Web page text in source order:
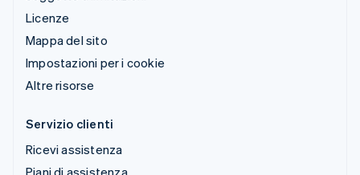
Licenze
Mappa del sito
Impostazioni per i cookie
Altre risorse
Servizio clienti
Ricevi assistenza
Piani di assistenza